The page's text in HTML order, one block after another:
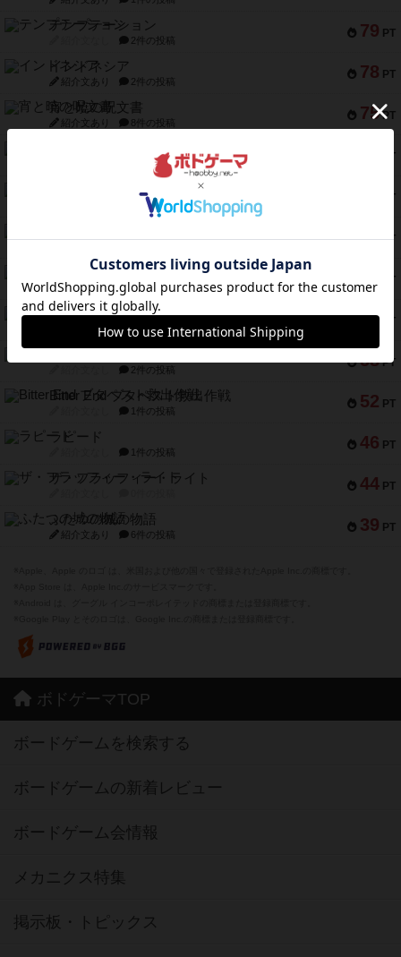
79 PT
テンプテーション
2件の投稿
78 PT
インドネシア
紹介文あり 2件の投稿
75 PT
宵と暁の呪文書
紹介文あり 8件の投稿
PT
9件の投稿
PT
1件の投稿
66 PT
PT
スペクタキュラー
紹介文なし 1件の投稿
59 PT
スモールワールド
紹介文あり 13件の投稿
58 PT
2件の投稿
52 PT
Bitter End ブタペスト救出作戦
1件の投稿
46 PT
ラピード
1件の投稿
44 PT
ザ・フラッフィー・ライト
39 PT
ふたつの城の物語
紹介文あり 6件の投稿
ボドゲーマTOP
ボードゲームを検索する
ボードゲームの新着レビュー
ボードゲーム会情報
メカニクス特集
掲示板・トピックス